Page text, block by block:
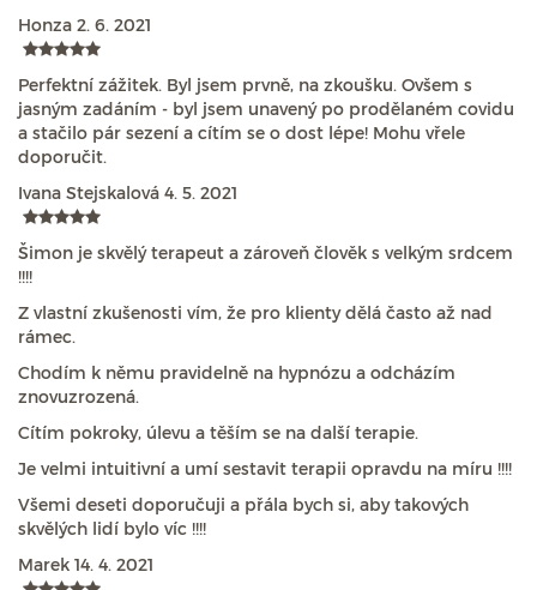
Honza 2. 6. 2021
Perfektní zážitek. Byl jsem prvně, na zkoušku. Ovšem s
jasným zadáním - byl jsem unavený po prodělaném covidu
a stačilo pár sezení a cítím se o dost lépe! Mohu vřele
doporučit.
Ivana Stejskalová 4. 5. 2021
Šimon je skvělý terapeut a zároveň člověk s velkým srdcem
!!!!
Z vlastní zkušenosti vím, že pro klienty dělá často až nad
rámec.
Chodím k němu pravidelně na hypnózu a odcházím
znovuzrozená.
Cítím pokroky, úlevu a těším se na další terapie.
Je velmi intuitivní a umí sestavit terapii opravdu na míru !!!!
Všemi deseti doporučuji a přála bych si, aby takových
skvělých lidí bylo víc !!!!
Marek 14. 4. 2021